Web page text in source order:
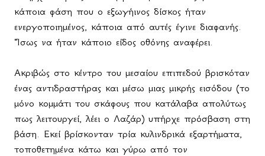
κάποια φάση που ο εξωγήινος δίσκος ήταν
ενεργοποιημένος, κάποια από αυτές έγινε διαφανής.
"Ίσως να ήταν κάποιο είδος οθόνης αναφέρει.
Ακριβώς στο κέντρο του μεσαίου επιπεδού βρισκόταν
ένας αντιδραστήρας και μέσω μιας μικρής εισόδου (το
μόνο κομμάτι του σκάφους που κατάλαβα απολύτως
πως λειτουργεί, λέει ο Λαζάρ) υπήρχε πρόσβαση στη
βάση. Εκεί βρίσκονταν τρία κυλινδρικά εξαρτήματα,
τοποθετημένα κάτω και γύρω από τον